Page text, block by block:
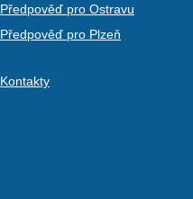
Předpověď pro Ostravu
Předpověď pro Plzeň
Kontakty